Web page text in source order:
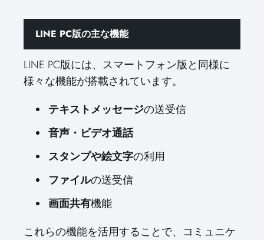
LINE PC版の主な機能
LINE PC版には、スマートフォン版と同様に
様々な機能が搭載されています。
テキストメッセージの送受信
音声・ビデオ通話
スタンプや絵文字の利用
ファイルの送受信
画面共有機能
これらの機能を活用することで、コミュニケ